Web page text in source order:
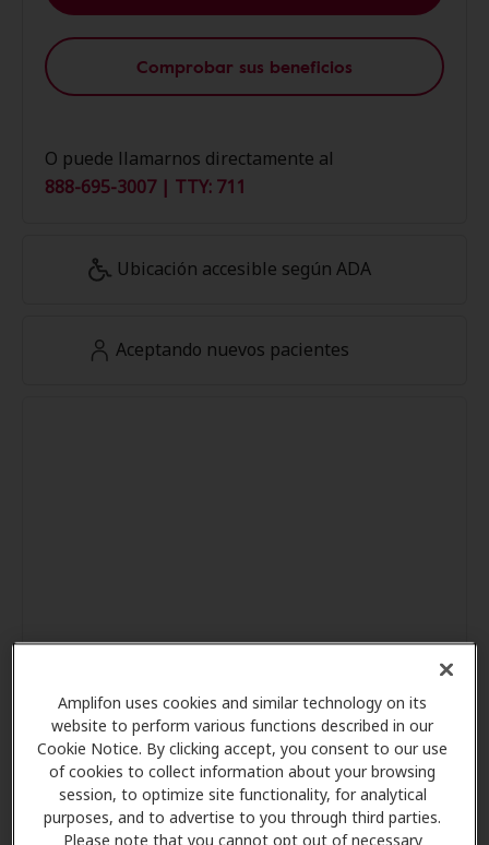
Amplifon uses cookies and similar technology on its
website to perform various functions described in our
Cookie Notice. By clicking accept, you consent to our use
of cookies to collect information about your browsing
session, to optimize site functionality, for analytical
purposes, and to advertise to you through third parties.
Comprobar sus beneficios
O puede llamarnos directamente al
888-695-3007 | TTY: 711
Ubicación accesible según ADA
Aceptando nuevos pacientes